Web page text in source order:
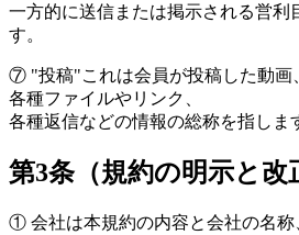
一方的に送信または掲示される営利
す。
⑦ "投稿"これは会員が投稿した動画
各種ファイルやリンク、
各種返信などの情報の総称を指しま
第3条（規約の明示と改
① 会社は本規約の内容と会社の名称